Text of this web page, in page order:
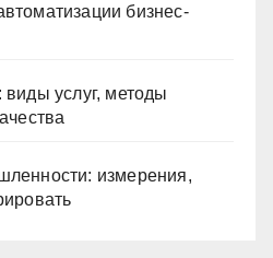
бизнес-
услуг, методы
измерения,